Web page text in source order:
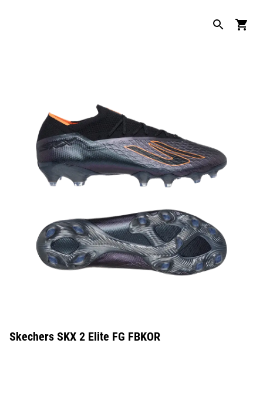
Skechers SKX 2 Elite FG FBKOR